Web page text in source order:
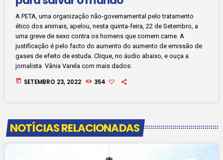
A PETA, uma organização não-governamental pelo tratamento
ético dos animais, apelou, nesta quinta-feira, 22 de Setembro, a
uma greve de sexo contra os homens que comem carne. A
justificação é pelo facto do aumento do aumento de emissão de
gases de efeito de estuda. Clique, no áudio abaixo, e ouça a
jornalista Vânia Varela com mais dados:
today SETEMBRO 23, 2022 354
NOTÍCIAS RELACIONADAS